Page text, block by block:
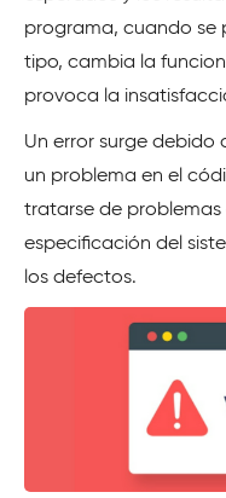
programa, cuando se
tipo, cambia la
provoca la
Un error surge debido
un problema en el
tratarse de
especificación del
los defectos.